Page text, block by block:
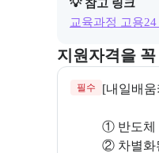
💡 참고 링크
교육과정 고용24
지원자격을
교육과정 지원 자
필수 [내일배
① 반도체
② 차별화